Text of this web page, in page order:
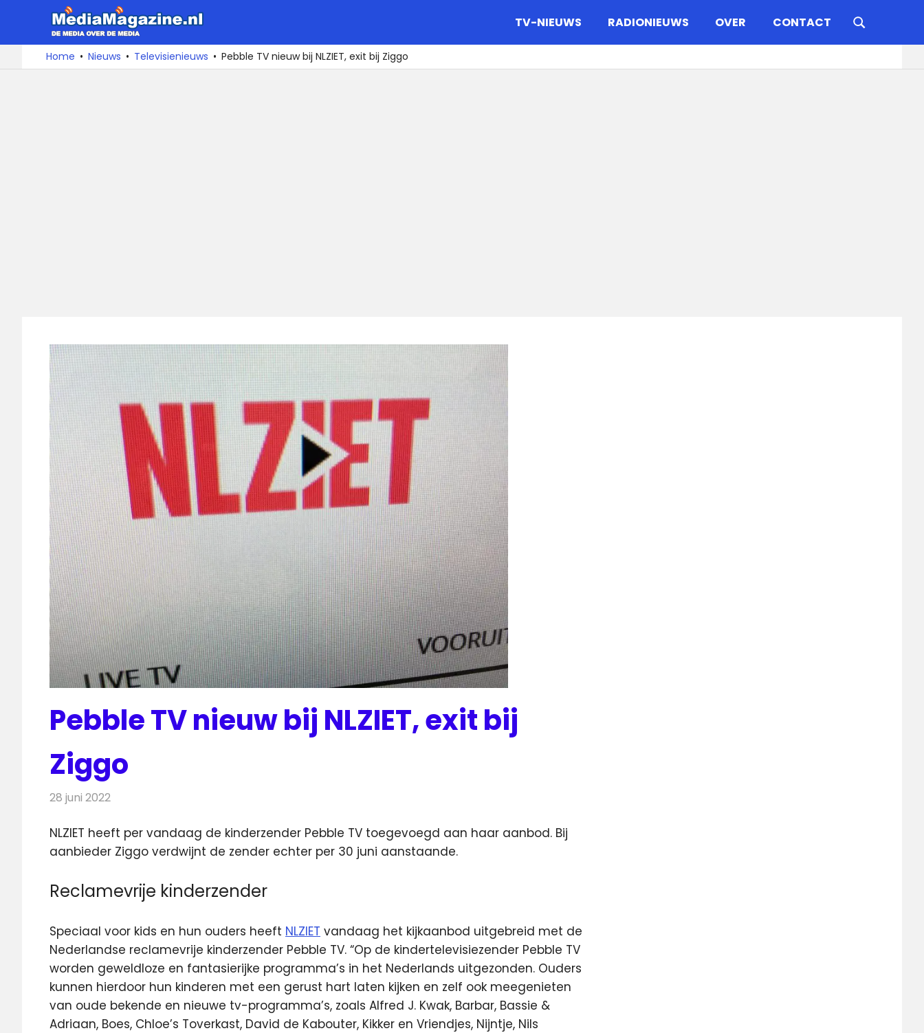
naar
De
media
over
TV-NIEUWS RADIONIEUWS OVER CONTACT
Home Nieuws Televisienieuws Pebble TV nieuw bij NLZIET, exit bij Ziggo
Pebble TV nieuw bij NLZIET, exit bij
Ziggo
28 juni 2022
NLZIET heeft per vandaag de kinderzender Pebble TV toegevoegd aan haar aanbod. Bij
aanbieder Ziggo verdwijnt de zender echter per 30 juni aanstaande.
Reclamevrije kinderzender
Speciaal voor kids en hun ouders heeft NLZIET vandaag het kijkaanbod uitgebreid met de
Nederlandse reclamevrije kinderzender Pebble TV. “Op de kindertelevisiezender Pebble TV
worden geweldloze en fantasierijke programma’s in het Nederlands uitgezonden. Ouders
kunnen hierdoor hun kinderen met een gerust hart laten kijken en zelf ook meegenieten
van oude bekende en nieuwe tv-programma’s, zoals Alfred J. Kwak, Barbar, Bassie &
Adriaan, Boes, Chloe’s Toverkast, David de Kabouter, Kikker en Vriendjes, Nijntje, Nils